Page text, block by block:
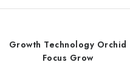
Growth Technology Orchid
Focus Grow